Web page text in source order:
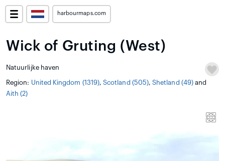
harbourmaps.com
Wick of Gruting (West)
Natuurlijke haven
Region: United Kingdom (1319),Scotland (505),Shetland (49)and
Aith (2)